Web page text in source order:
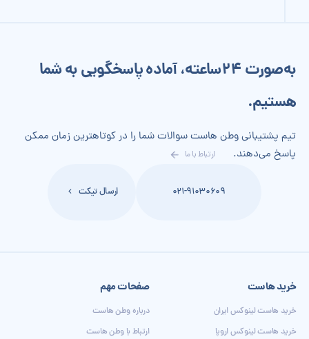
به‌صورت 24‌ساعته، آماده پاسخگویی به شما
هستیم.
تیم پشتیبانی وطن هاست سوالات شما را در کوتاهترین زمان ممکن
پاسخ می‌دهند.
ارتباط با ما
021-91030609 ارسال تیکت
خرید هاست
خرید هاست لینوکس ایران
خرید هاست لینوکس اروپا
صفحات مهم
درباره وطن هاست
ارتباط با وطن هاست